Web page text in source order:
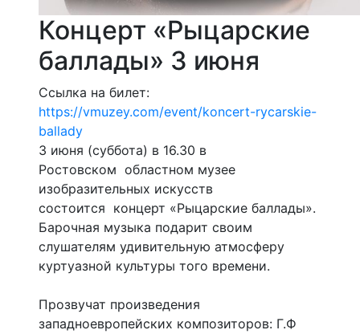
Концерт «Рыцарские
баллады» 3 июня
Ссылка на билет:
https://vmuzey.com/event/koncert-rycarskie-
ballady
3 июня (суббота) в 16.30 в
Ростовском областном музее
изобразительных искусств
состоится концерт «Рыцарские баллады».
Барочная музыка подарит своим
слушателям удивительную атмосферу
куртуазной культуры того времени.
Прозвучат произведения
западноевропейских композиторов: Г.Ф